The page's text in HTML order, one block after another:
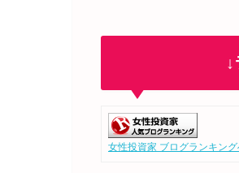
女性投資家 ブログランキン